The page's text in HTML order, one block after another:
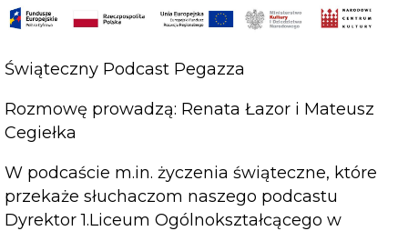
Świąteczny Podcast Pegazza
Rozmowę prowadzą: Renata Łazor i Mateusz
Cegiełka
W podcaście m.in. życzenia świąteczne, które
przekaże słuchaczom naszego podcastu
Dyrektor 1.Liceum Ogólnokształcącego w